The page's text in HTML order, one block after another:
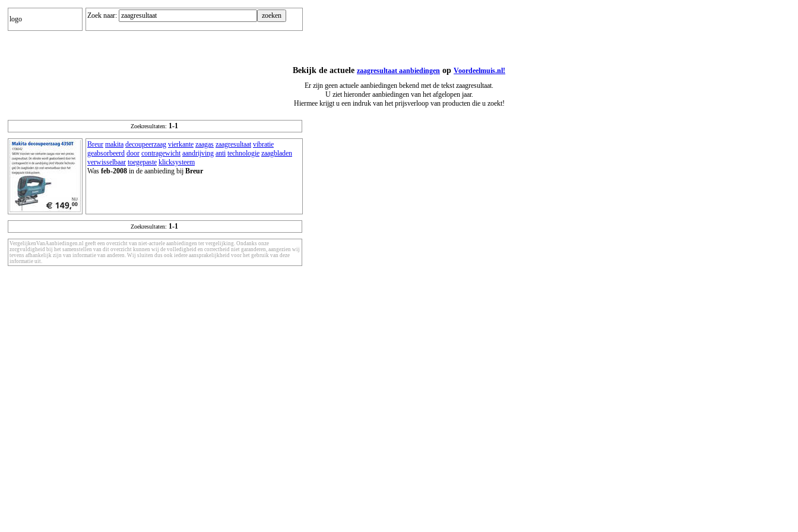
logo Zoek naar:
Bekijk de actuele zaagresultaat aanbiedingen op Voordeelmuis.nl!
Er zijn geen actuele aanbiedingen bekend met de tekst zaagresultaat.
U ziet hieronder aanbiedingen van het afgelopen jaar.
Hiermee krijgt u een indruk van het prijsverloop van producten die u zoekt!
Zoekresultaten: 1-1
Breur makita decoupeerzaag vierkante zaagas zaagresultaat vibratie
geabsorbeerd door contragewicht aandrijving anti technologie zaagbladen
verwisselbaar toegepaste klicksysteem
Was feb-2008 in de aanbieding bij Breur
Zoekresultaten: 1-1
VergelijkenVanAanbiedingen.nl geeft een overzicht van niet-actuele aanbiedingen ter vergelijking. Ondanks onze
zorgvuldigheid bij het samenstellen van dit overzicht kunnen wij de volledigheid en correctheid niet garanderen, aangezien wij
tevens afhankelijk zijn van informatie van anderen. Wij sluiten dus ook iedere aansprakelijkheid voor het gebruik van deze
informatie uit.